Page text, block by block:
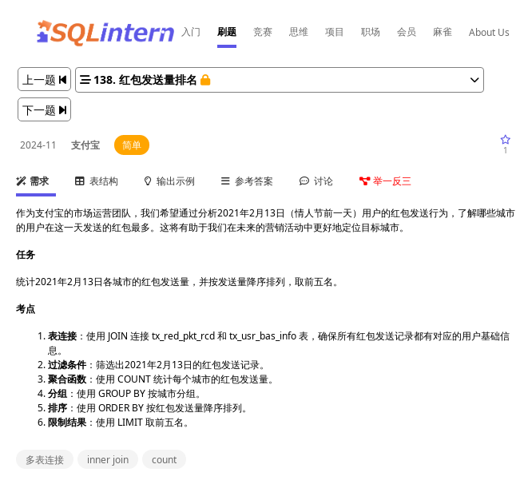
入门 刷题 竞赛 思维 项目 职场 会员 麻雀 About Us
上一题
138. 红包发送量排名
下一题
2024-11 支付宝 简单 1
需求 表结构 输出示例 参考答案 讨论 举一反三
作为支付宝的市场运营团队，我们希望通过分析2021年2月13日（情人节前一天）用户的红包发送行为，了解哪些城市
的用户在这一天发送的红包最多。这将有助于我们在未来的营销活动中更好地定位目标城市。
任务
统计2021年2月13日各城市的红包发送量，并按发送量降序排列，取前五名。
考点
表连接：使用 JOIN 连接tx_red_pkt_rcd和 tx_usr_bas_info表，确保所有红包发送记录都有对应的用户基础信
息。
过滤条件：筛选出2021年2月13日的红包发送记录。
聚合函数 ：使用 COUNT统计每个城市的红包发送量。
分组 ：使用 GROUP BY按城市分组。
排序 ：使用 ORDER BY按红包发送量降序排列。
限制结果 ：使用 LIMIT取前五名。
多表连接 inner join count